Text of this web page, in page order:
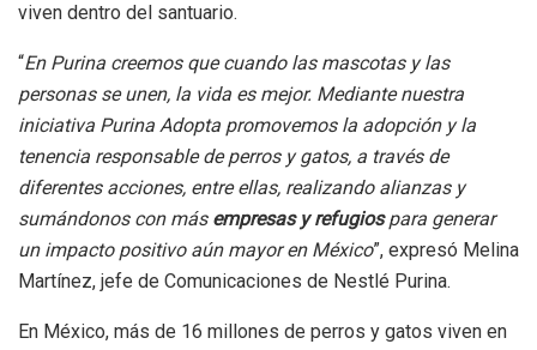
viven dentro del santuario.
“En Purina creemos que cuando las mascotas y las
personas se unen, la vida es mejor. Mediante nuestra
iniciativa Purina Adopta promovemos la adopción y la
tenencia responsable de perros y gatos, a través de
diferentes acciones, entre ellas, realizando alianzas y
sumándonos con más empresas y refugiospara generar
un impacto positivo aún mayor en México”, expresó Melina
Martínez, jefe de Comunicaciones de Nestlé Purina.
En México, más de 16 millones de perros y gatos viven en